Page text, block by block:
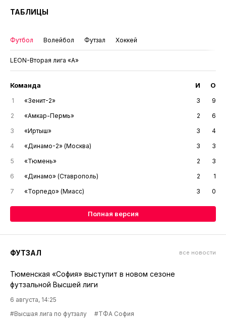
ТАБЛИЦЫ
Футбол Волейбол Футзал Хоккей
LEON-Вторая лига «А»
Команда И О
1 «Зенит-2» 3
9
2
«Амкар-Пермь» 2
6
3
«Иртыш» 3
4
4
«Динамо-2» (Москва) 3
3
5
«Тюмень» 2
3
6
«Динамо» (Ставрополь) 2
1
7
«Торпедо» (Миасс) 3 0
Полная версия
ФУТЗАЛ все новости
Тюменская «София» выступит в новом сезоне
футзальной Высшей лиги
6 августа, 14:25
#Высшая лига по футзалу
#ТФА София